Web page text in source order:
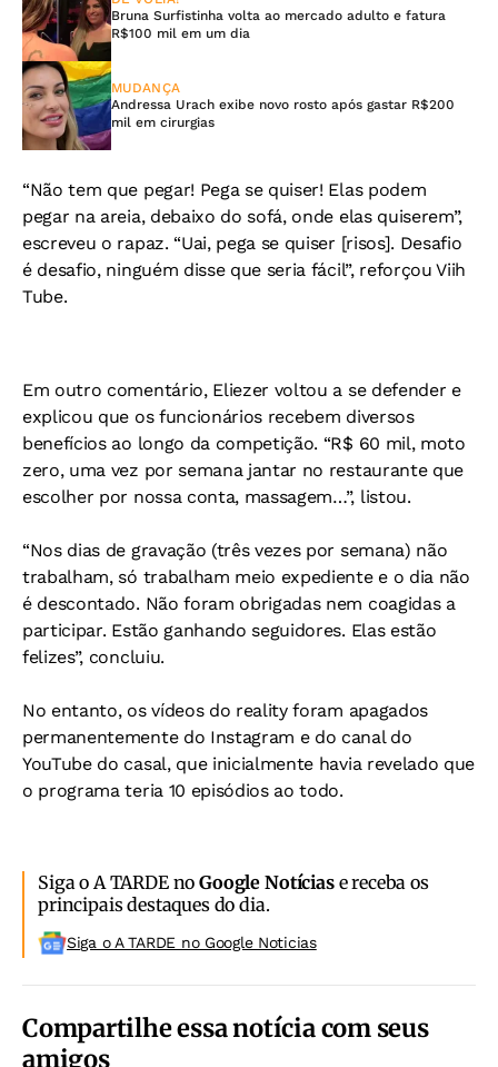
Bruna Surfistinha volta ao mercado adulto e fatura
R$100 mil em um dia
MUDANÇA
Andressa Urach exibe novo rosto após gastar R$200
mil em cirurgias
“Não tem que pegar! Pega se quiser! Elas podem
pegar na areia, debaixo do sofá, onde elas quiserem”,
escreveu o rapaz. “Uai, pega se quiser [risos]. Desafio
é desafio, ninguém disse que seria fácil”, reforçou Viih
Tube.
Em outro comentário, Eliezer voltou a se defender e
explicou que os funcionários recebem diversos
benefícios ao longo da competição. “R$ 60 mil, moto
zero, uma vez por semana jantar no restaurante que
escolher por nossa conta, massagem…”, listou.
“Nos dias de gravação (três vezes por semana) não
trabalham, só trabalham meio expediente e o dia não
é descontado. Não foram obrigadas nem coagidas a
participar. Estão ganhando seguidores. Elas estão
felizes”, concluiu.
No entanto, os vídeos do reality foram apagados
permanentemente do Instagram e do canal do
YouTube do casal, que inicialmente havia revelado que
o programa teria 10 episódios ao todo.
Siga o A TARDE noGoogle Notíciase receba os
principais destaques do dia.
Siga o A TARDE no Google Noticias
Compartilhe essa notícia com seus
amigos